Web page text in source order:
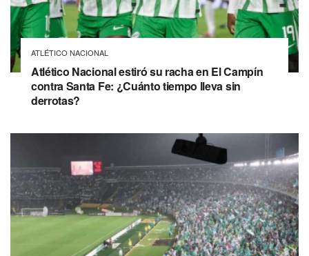
ATLÉTICO NACIONAL
Atlético Nacional estiró su racha en El Campín
contra Santa Fe: ¿Cuánto tiempo lleva sin
derrotas?